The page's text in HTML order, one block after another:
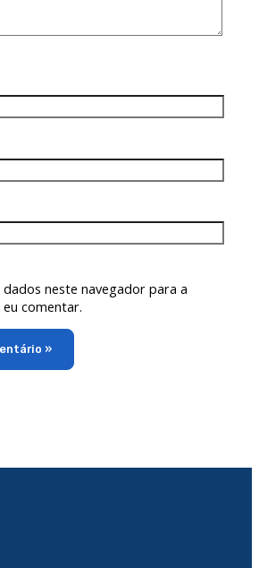
dados neste navegador para a
comentar.